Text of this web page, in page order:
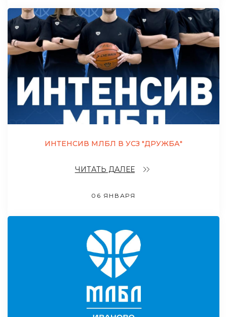
ИНТЕНСИВ МЛБЛ В УСЗ "ДРУЖБА"
ЧИТАТЬ ДАЛЕЕ
06 ЯНВАРЯ